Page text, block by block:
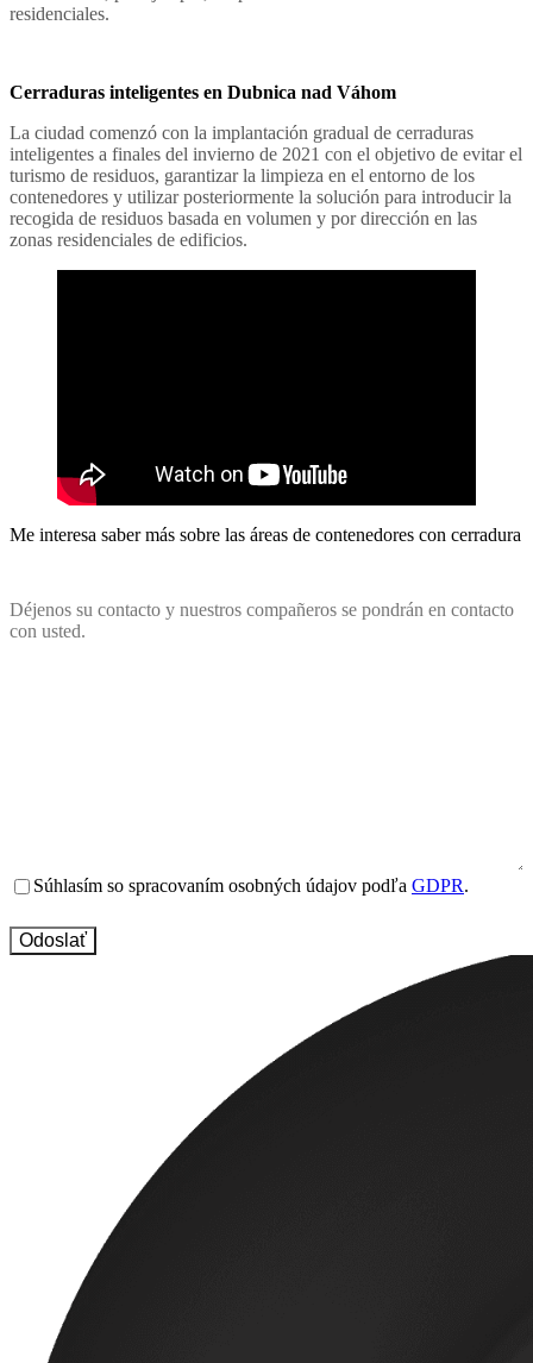
residenciales.
Cerraduras inteligentes en Dubnica nad Váhom
La ciudad comenzó con la implantación gradual de cerraduras
inteligentes a finales del invierno de 2021 con el objetivo de evitar el
turismo de residuos, garantizar la limpieza en el entorno de los
contenedores y utilizar posteriormente la solución para introducir la
recogida de residuos basada en volumen y por dirección en las
zonas residenciales de edificios.
Me interesa saber más sobre las áreas de contenedores con cerradura
Déjenos su contacto y nuestros compañeros se pondrán en contacto
con usted.
Terms
conditions(Obligatorio)
Súhlasím so spracovaním osobných údajov podľa GDPR.